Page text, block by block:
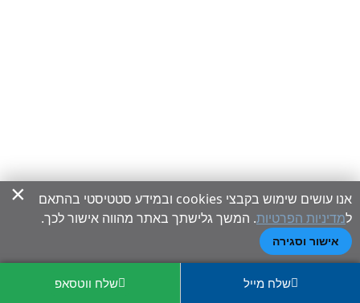
שלח מייל שלח ווטסאפ
×
אנו עושים שימוש בקבצי cookies ובמידע סטטיסטי בהתאם
למדיניות הפרטיות. המשך גלישתך באתר מהווה אישור לכך.
אישור וסגירה